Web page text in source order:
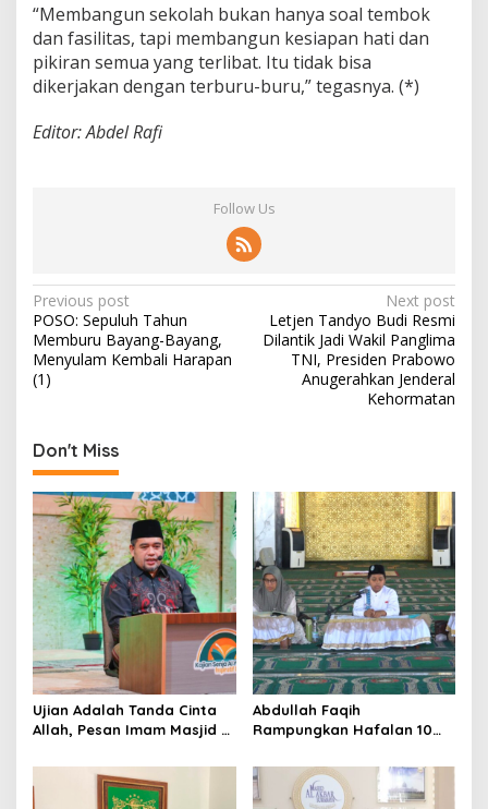
“Membangun sekolah bukan hanya soal tembok
dan fasilitas, tapi membangun kesiapan hati dan
pikiran semua yang terlibat. Itu tidak bisa
dikerjakan dengan terburu-buru,” tegasnya. (*)
Editor: Abdel Rafi
Follow Us
P
o
s
t
a
v
i
g
a
t
i
o
n
Previous post
POSO: Sepuluh Tahun
Memburu Bayang-Bayang,
Menyulam Kembali Harapan
(1)
Next post
Letjen Tandyo Budi Resmi
Dilantik Jadi Wakil Panglima
TNI, Presiden Prabowo
Anugerahkan Jenderal
Kehormatan
Don't Miss
Ujian Adalah Tanda Cinta
Allah, Pesan Imam Masjid Al
Abdullah Faqih
Rampungkan Hafalan 10
Tahfidz